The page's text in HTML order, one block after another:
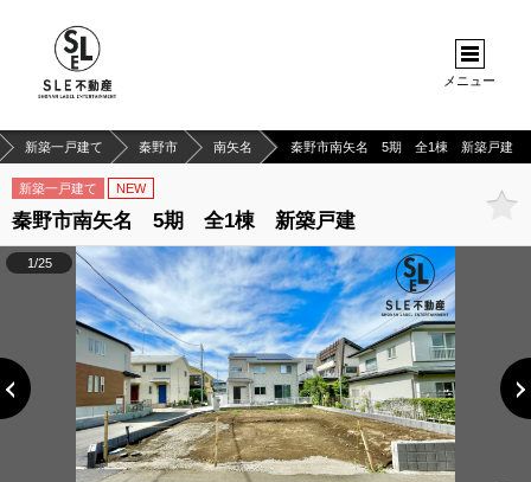
メニュー
新築一戸建て 秦野市 南矢名 秦野市南矢名 5期 全1棟 新築戸建
新築一戸建て NEW
秦野市南矢名 5期 全1棟 新築戸建
1/25